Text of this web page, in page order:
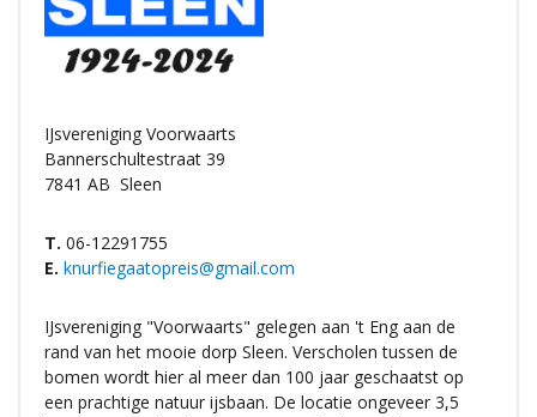
IJsvereniging Voorwaarts
Bannerschultestraat 39
7841 AB Sleen
T. 06-12291755
E. knurfiegaatopreis@gmail.com
IJsvereniging "Voorwaarts" gelegen aan 't Eng aan de
rand van het mooie dorp Sleen. Verscholen tussen de
bomen wordt hier al meer dan 100 jaar geschaatst op
een prachtige natuur ijsbaan. De locatie ongeveer 3,5